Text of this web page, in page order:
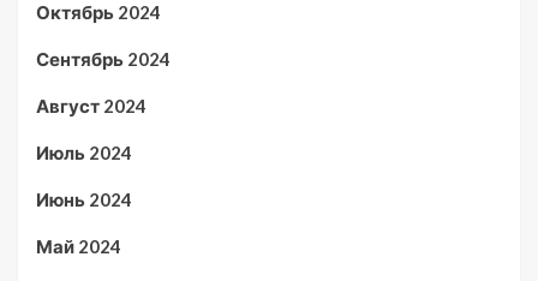
Октябрь 2024
Сентябрь 2024
Август 2024
Июль 2024
Июнь 2024
Май 2024